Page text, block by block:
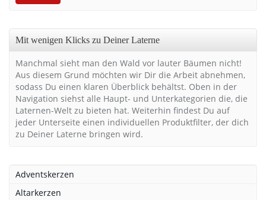
Mit wenigen Klicks zu Deiner Laterne
Manchmal sieht man den Wald vor lauter Bäumen nicht!
Aus diesem Grund möchten wir Dir die Arbeit abnehmen,
sodass Du einen klaren Überblick behältst. Oben in der
Navigation siehst alle Haupt- und Unterkategorien die, die
Laternen-Welt zu bieten hat. Weiterhin findest Du auf
jeder Unterseite einen individuellen Produktfilter, der dich
zu Deiner Laterne bringen wird.
Adventskerzen
Altarkerzen